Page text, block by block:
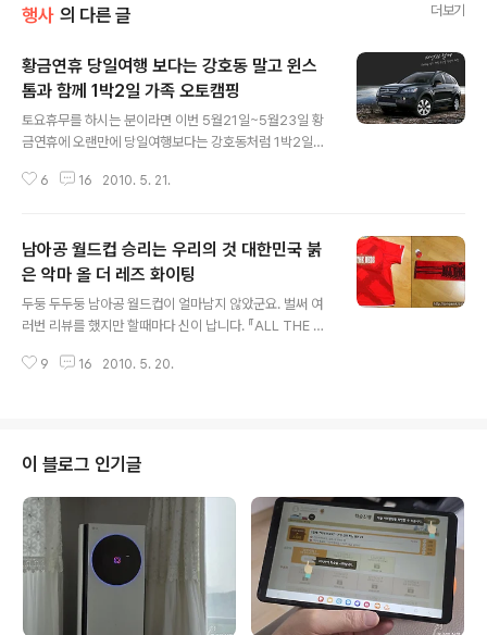
행사 의 다른 글 더보기
황금연휴 당일여행 보다는 강호동 말고 윈스
톰과 함께 1박2일 가족 오토캠핑
토요휴무를 하시는 분이라면 이번 5월21일~5월23일 황
금연휴에 오랜만에 당일여행보다는 강호동처럼 1박2일은
~ 어라 2일 하셔야죠. 다시 1박~~ 2일~~ 잘하시네요. 신
과 떠나는 1박2일 Happy Driving이벤트에 응모해보세
요. 윈스톰 오토 캠핑2010 이벤트(바로가기) 1.응모기간 :
2010년 5월17일(월) ~ 2010년 5월30일(월) 2.당첨자
발표 : 2010년 6월2일(수) 추후변경가능 3.당첨규모 : 10
0가족 4.오토캠핑 일정 : 당첨자 100가족대상으로 추후
공지 예정 * 윈스톰 차량을 소지 하지 않으셔도 됩..
6 16 2010. 5. 21.
남아공 월드컵 승리는 우리의 것 대한민국 붉
은 악마 올 더 레즈 화이팅
두둥 두두둥 남아공 월드컵이 얼마남지 않았군요. 벌써 여
러번 리뷰를 했지만 할때마다 신이 납니다. 『ALL THE RE
의미에서 제작하였습니다. 전국 15개 K리그 서포터즈 연
지만 2002년 비 더 레즈(Be the Reds) 2006년 레즈
고 투케더(Reds go together)였습니다. 응원의 추억이
새록새록 심장이 발씸발씸하시나요. ㅋㅋ 다함께 응원을
대한민국 대표팀에게 경기전까지 부상이 없이 탇탄한 팀웍
과 뛰어난 기량을 유지해달라는 부탁을 하고 싶습니다. 잉
글랜드의 경우 수..
9 16 2010. 5. 20.
이 블로그 인기글